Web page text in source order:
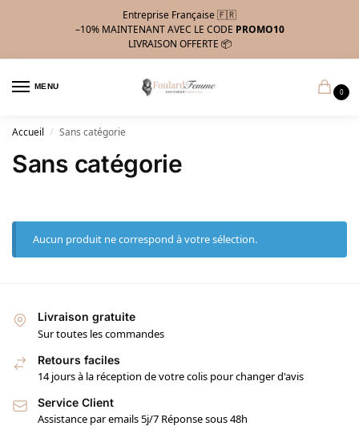
Entreprise Française 🇫🇷
–10% MAINTENANT AVEC LE CODE PROMO10
LIVRAISON OFFERTE 📦
MENU
0
Accueil / Sans catégorie
Sans catégorie
Aucun produit ne correspond à votre sélection.
Livraison gratuite
Sur toutes les commandes
Retours faciles
14 jours à la réception de votre colis pour changer d'avis
Service Client
Assistance par emails 5j/7 Réponse sous 48h